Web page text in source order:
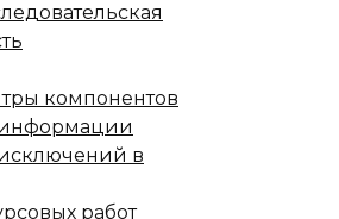
компонентов
в
работ